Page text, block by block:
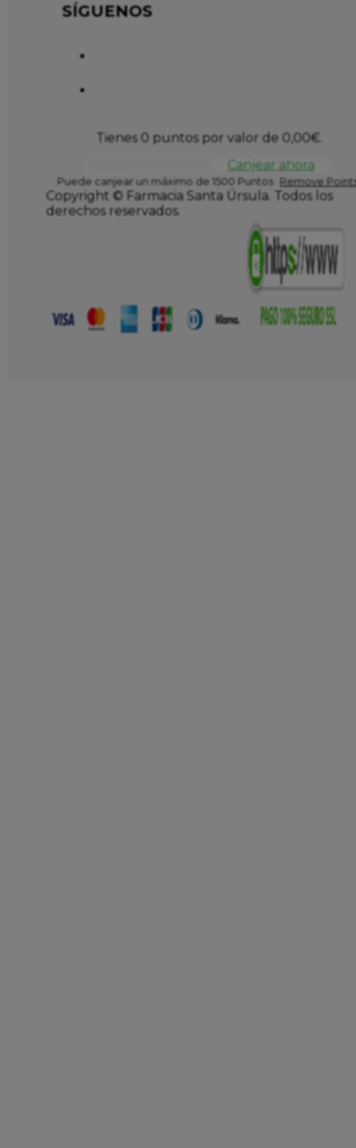
SÍGUENOS
Tienes 0 puntos por valor de 0,00€.
Canjear ahora
Puede canjear un máximo de 1500 Puntos Remove
Copyright © Farmacia Santa Úrsula. Todos los
derechos reservados.